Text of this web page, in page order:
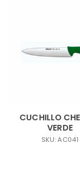
CUCHILLO
VERDE
SKU: AC041